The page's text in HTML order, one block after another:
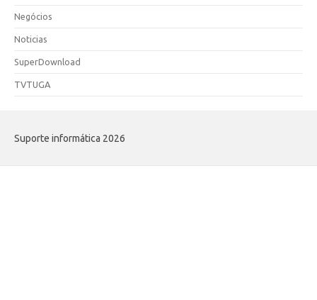
Negócios
Noticias
SuperDownload
TVTUGA
Suporte informática 2026